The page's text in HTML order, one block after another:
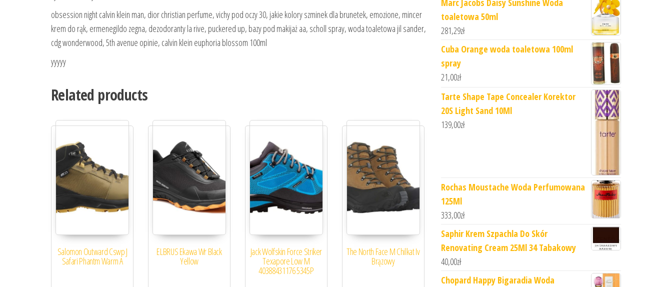
obsession night calvin klein man, dior christian perfume, vichy pod oczy 30, jakie kolory szminek dla brunetek, emozione, mincer
krem do rąk, ermenegildo zegna, dezodoranty la rive, puckered up, bazy pod makijaż aa, scholl spray, woda toaletowa jil sander,
cdg wonderwood, 5th avenue opinie, calvin klein euphoria blossom 100ml
yyyyy
Related products
Salomon Outward Cswp J
Safari Phantm Warm A
ELBRUS Ekawa Wr Black
Yellow
Jack Wolfskin Force Striker
Texapore Low M
40388431176 5345P
The North Face M Chilkat Iv
Brązowy
Marc Jacobs Daisy Sunshine Woda
toaletowa 50ml
281,29zł
Cuba Orange woda toaletowa 100ml
spray
21,00zł
Tarte Shape Tape Concealer Korektor
20S Light Sand 10Ml
139,00zł
Rochas Moustache Woda Perfumowana
125Ml
333,00zł
Saphir Krem Szpachla Do Skór
Renovating Cream 25Ml 34 Tabakowy
40,00zł
Chopard Happy Bigaradia Woda